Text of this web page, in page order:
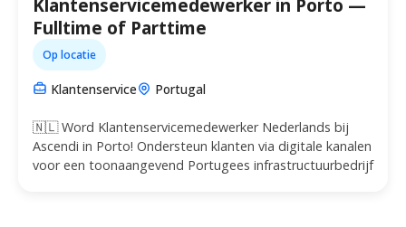
Klantenservicemedewerker in Porto —
Fulltime of Parttime
Op locatie
Klantenservice Portugal
🇳🇱 Word Klantenservicemedewerker Nederlands bij
Ascendi in Porto! Ondersteun klanten via digitale kanalen
voor een toonaangevend Portugees infrastructuurbedrijf